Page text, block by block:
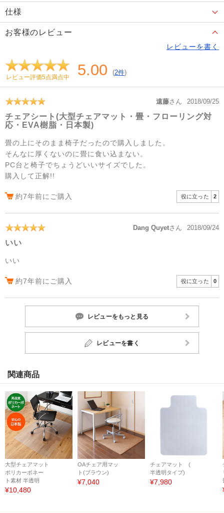
仕様
お客様のレビュー
レビューを書く
レビュー評価5点満点中 5.00 (2件)
遠藤さん 2018/09/25
チェアシート(大型チェアマット・畳・フローリング対
応・EVA樹脂・日本製)
畳の上にそのまま椅子だったので購入しました。
そんなに厚くないのに畳に食い込まない。
PC台と椅子でちょうどいいサイズでした。
購入して正解!!
約7年前にご購入 役に立った 2
Dang Quyetさん 2018/09/24
いい
いい
約7年前にご購入 役に立った 0
レビューをもっと見る
レビューを書く
関連商品
大型チェアマット
ポリカーボネー
ト素材 半透明
¥10,480
OAチェア用マッ
ト(ブラウン)
¥7,040
チェアマット (
半透明タイプ)
¥7,980